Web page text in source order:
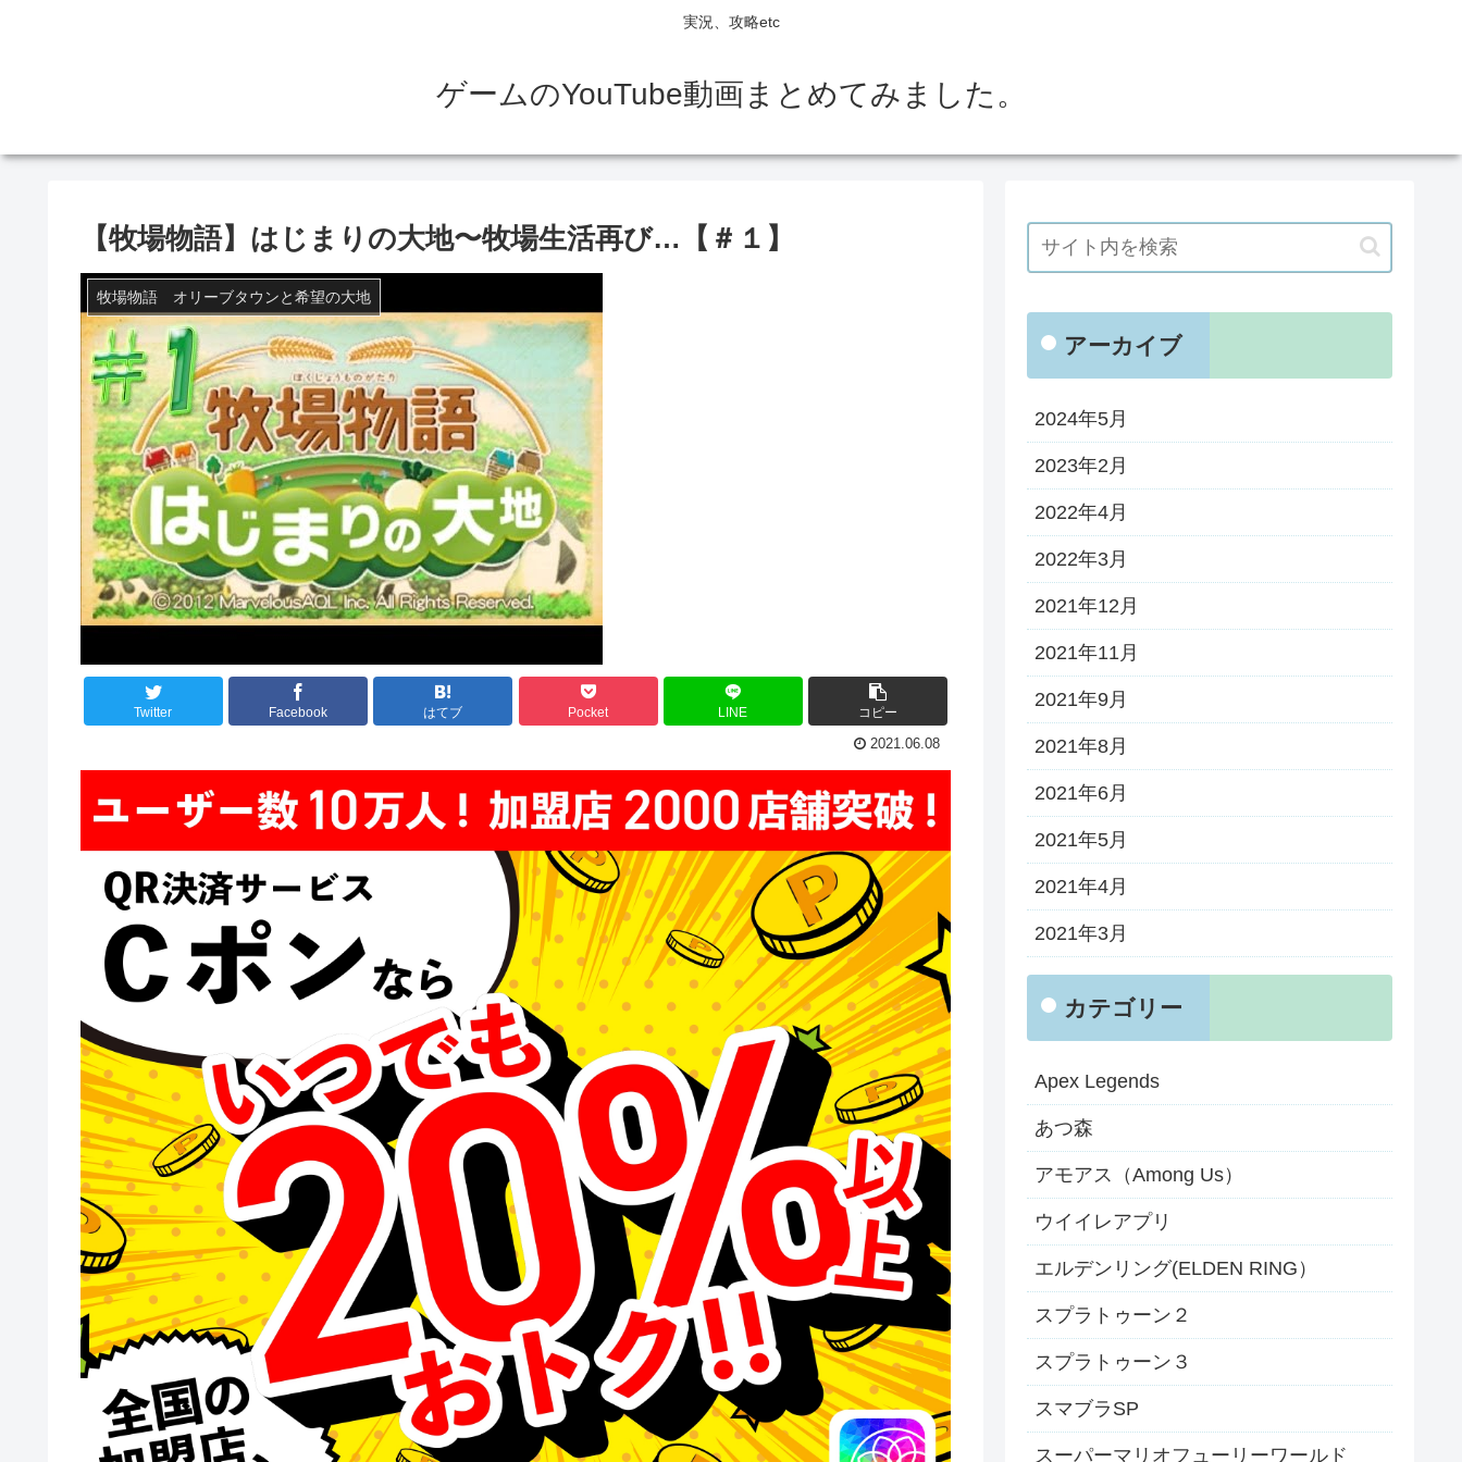
実況、攻略etc
ゲームのYouTube動画まとめてみました。
【牧場物語】はじまりの大地〜牧場生活再び…【＃１】
牧場物語 オリーブタウンと希望の大地
Twitter Facebook はてブ Pocket LINE コピー
2021.06.08
アーカイブ
2024年5月
2023年2月
2022年4月
2022年3月
2021年12月
2021年11月
2021年9月
2021年8月
2021年6月
2021年5月
2021年4月
2021年3月
カテゴリー
Apex Legends
あつ森
アモアス（Among Us）
ウイイレアプリ
エルデンリング(ELDEN RING）
スプラトゥーン２
スプラトゥーン３
スマブラSP
スーパーマリオフューリーワールド